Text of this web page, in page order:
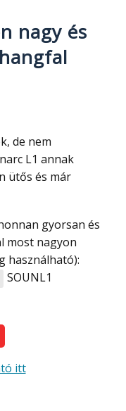
nagy és
de nem
L1 annak
ütős és már
most nagyon
használható):
SOUNL1
itt